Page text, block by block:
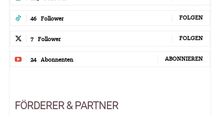
46 Follower FOLGEN
7 Follower FOLGEN
24 Abonnenten ABONNIEREN
FÖRDERER & PARTNER